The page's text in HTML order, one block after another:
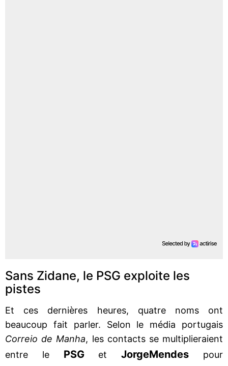
Sans Zidane, le PSG exploite les
pistes
Et ces dernières heures, quatre noms ont
beaucoup fait parler. Selon le média portugais
Correio de Manha, les contacts se multiplieraient
entre le PSGetJorgeMendes pour